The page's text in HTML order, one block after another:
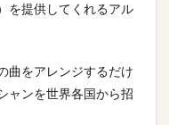
を提供してくれるアル
曲をアレンジするだけ
ャンを世界各国から招